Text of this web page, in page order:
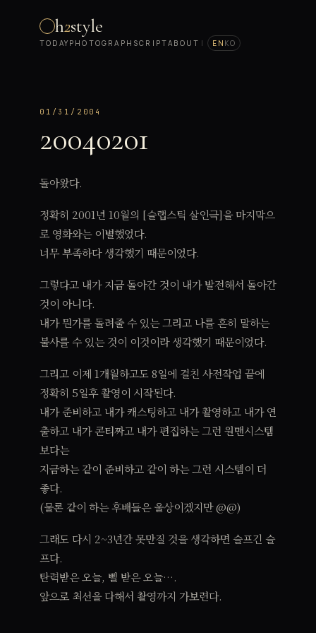
h2style
TODAY PHOTOGRAPH SCRIPTABOUT | EN KO
01/31/2004
20040201
돌아왔다.
정확히 2001년 10월의 [슬랩스틱 살인극]을 마지막으
로 영화와는 이별했었다.
너무 부족하다 생각했기 때문이었다.
그렇다고 내가 지금 돌아간 것이 내가 발전해서 돌아간
것이 아니다.
내가 뭔가를 돌려줄 수 있는 그리고 나를 흔히 말하는
불사를 수 있는 것이 이것이라 생각했기 때문이었다.
그리고 이제 1개월하고도 8일에 걸친 사전작업 끝에
정확히 5일후 촬영이 시작된다.
내가 준비하고 내가 캐스팅하고 내가 촬영하고 내가 연
출하고 내가 콘티짜고 내가 편집하는 그런 원맨시스템
보다는
지금하는 같이 준비하고 같이 하는 그런 시스템이 더
좋다.
(물론 같이 하는 후배들은 울상이겠지만 @@)
그래도 다시 2~3년간 못만질 것을 생각하면 슬프긴 슬
프다.
탄력받은 오늘, 삘 받은 오늘….
앞으로 최선을 다해서 촬영까지 가보련다.